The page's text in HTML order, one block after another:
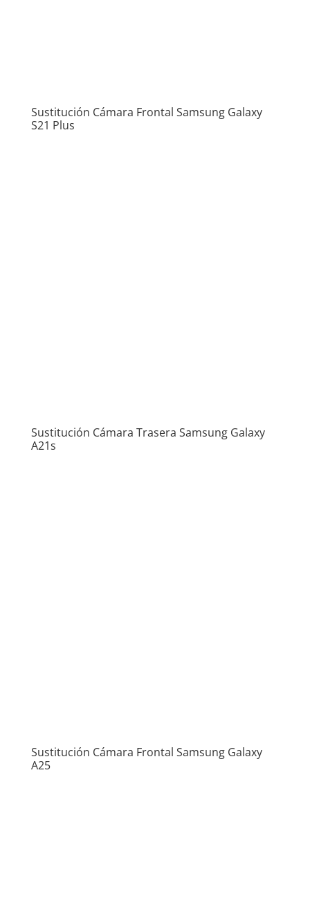
Sustitución Cámara Frontal Samsung Galaxy
S21 Plus
Sustitución Cámara Trasera Samsung Galaxy
A21s
Sustitución Cámara Frontal Samsung Galaxy
A25